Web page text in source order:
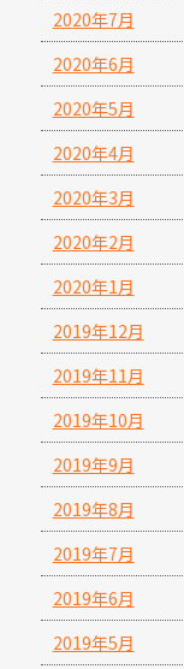
2020年7月
2020年6月
2020年5月
2020年4月
2020年3月
2020年2月
2020年1月
2019年12月
2019年11月
2019年10月
2019年9月
2019年8月
2019年7月
2019年6月
2019年5月